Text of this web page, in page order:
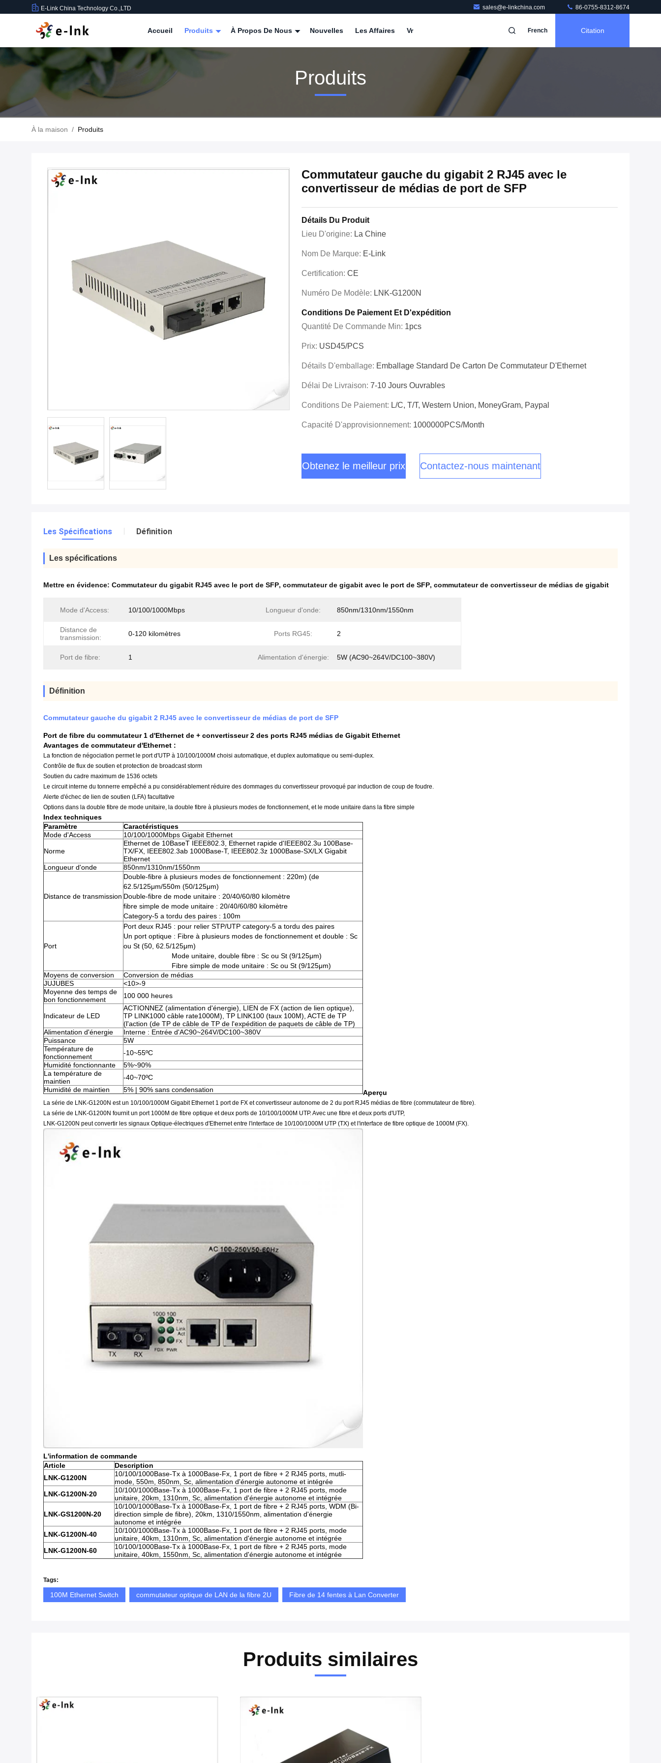
E-Link China Technology Co.,LTD sales@e-linkchina.com 86-0755-8312-8674
Accueil Produits À Propos De Nous Nouvelles Les Affaires Vr French Citation
Produits
À la maison / Produits
Commutateur gauche du gigabit 2 RJ45 avec le
convertisseur de médias de port de SFP
Détails Du Produit
Lieu D'origine: La Chine
Nom De Marque: E-Link
Certification: CE
Numéro De Modèle: LNK-G1200N
Conditions De Paiement Et D'expédition
Quantité De Commande Min: 1pcs
Prix: USD45/PCS
Détails D'emballage: Emballage Standard De Carton De Commutateur D'Ethernet
Délai De Livraison: 7-10 Jours Ouvrables
Conditions De Paiement: L/C, T/T, Western Union, MoneyGram, Paypal
Capacité D'approvisionnement: 1000000PCS/Month
Obtenez le meilleur prix Contactez-nous maintenant
Les Spécifications Définition
Les spécifications
Mettre en évidence: Commutateur du gigabit RJ45 avec le port de SFP, commutateur de gigabit avec le port de SFP, commutateur de convertisseur de médias de gigabit
Mode d'Access: 10/100/1000Mbps Longueur d'onde: 850nm/1310nm/1550nm
Distance de
transmission:
0-120 kilomètres Ports RG45: 2
Port de fibre: 1 Alimentation d'énergie: 5W (AC90~264V/DC100~380V)
Définition
Commutateur gauche du gigabit 2 RJ45 avec le convertisseur de médias de port de SFP
Port de fibre du commutateur 1 d'Ethernet de + convertisseur 2 des ports RJ45 médias de Gigabit Ethernet
Avantages de commutateurd'Ethernet :
La fonction de négociation permet le port d'UTP à 10/100/1000M choisi automatique, et duplex automatique ou semi-duplex.
Contrôle de flux de soutien et protection de broadcast storm
Soutien du cadre maximum de 1536 octets
Le circuit interne du tonnerre empêché a pu considérablement réduire des dommages du convertisseur provoqué par induction de coup de foudre.
Alerte d'échec de lien de soutien (LFA) facultative
Options dans la double fibre de mode unitaire, la double fibre à plusieurs modes de fonctionnement, et le mode unitaire dans la fibre simple
Index techniques
Paramètre
Caractéristiques
Mode d'Access
10/100/1000Mbps Gigabit Ethernet
Norme
Ethernet de 10BaseT IEEE802.3, Ethernet rapide d'IEEE802.3u 100Base-
TX/FX, IEEE802.3ab 1000Base-T, IEEE802.3z 1000Base-SX/LX Gigabit
Ethernet
Longueur d'onde
850nm/1310nm/1550nm
Distance de transmission
Double-fibre à plusieurs modes de fonctionnement : 220m) (de
62.5/125μm/550m (50/125μm)
Double-fibre de mode unitaire : 20/40/60/80 kilomètre
fibre simple de mode unitaire : 20/40/60/80 kilomètre
Category-5 a tordu des paires : 100m
Port
Port deux RJ45 : pour relier STP/UTP category-5 a tordu des paires
Un port optique : Fibre à plusieurs modes de fonctionnement et double : Sc
ou St (50, 62.5/125μm)
Mode unitaire, double fibre : Sc ou St (9/125μm)
Fibre simple de mode unitaire : Sc ou St (9/125μm)
Moyens de conversion
Conversion de médias
JUJUBES
<10>-9
Moyenne des temps de
bon fonctionnement
100 000 heures
Indicateur de LED
ACTIONNEZ (alimentation d'énergie), LIEN de FX (action de lien optique),
TP LINK1000 câble rate1000M), TP LINK100 (taux 100M), ACTE de TP
(l'action (de TP de câble de TP de l'expédition de paquets de câble de TP)
Alimentation d'énergie
Interne : Entrée d'AC90~264V/DC100~380V
Puissance
5W
Température de
fonctionnement
-10~55ºC
Humidité fonctionnante
5%~90%
La température de
maintien
-40~70ºC
Humidité de maintien
5% | 90% sans condensation Aperçu
La série de LNK-G1200N est un 10/100/1000M Gigabit Ethernet 1 port de FX et convertisseur autonome de 2 du port RJ45 médias de fibre (commutateur de fibre).
La série de LNK-G1200N fournit un port 1000M de fibre optique et deux ports de 10/100/1000M UTP. Avec une fibre et deux ports d'UTP,
LNK-G1200N peut convertir les signaux Optique-électriques d'Ethernet entre l'interface de 10/100/1000M UTP (TX) et l'interface de fibre optique de 1000M (FX).
L'information de commande
Article
Description
LNK-G1200N
10/100/1000Base-Tx à 1000Base-Fx, 1 port de fibre + 2 RJ45 ports, mutli-
mode, 550m, 850nm, Sc, alimentation d'énergie autonome et intégrée
LNK-G1200N-20
10/100/1000Base-Tx à 1000Base-Fx, 1 port de fibre + 2 RJ45 ports, mode
unitaire, 20km, 1310nm, Sc, alimentation d'énergie autonome et intégrée
LNK-GS1200N-20
10/100/1000Base-Tx à 1000Base-Fx, 1 port de fibre + 2 RJ45 ports, WDM (Bi-
direction simple de fibre), 20km, 1310/1550nm, alimentation d'énergie
autonome et intégrée
LNK-G1200N-40
10/100/1000Base-Tx à 1000Base-Fx, 1 port de fibre + 2 RJ45 ports, mode
unitaire, 40km, 1310nm, Sc, alimentation d'énergie autonome et intégrée
LNK-G1200N-60
10/100/1000Base-Tx à 1000Base-Fx, 1 port de fibre + 2 RJ45 ports, mode
unitaire, 40km, 1550nm, Sc, alimentation d'énergie autonome et intégrée
Tags:
100M Ethernet Switch commutateur optique de LAN de la fibre 2U Fibre de 14 fentes à Lan Converter
Produits similaires